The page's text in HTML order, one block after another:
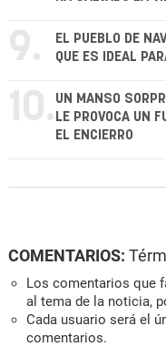
9.
EL PUEBLO DE
QUE ES IDEAL
10. UN MANSO
LE PROVOCA UN
EL ENCIERRO
COMENTARIOS:
Los comentarios que
al tema de la noticia,
Cada usuario será el
comentarios.